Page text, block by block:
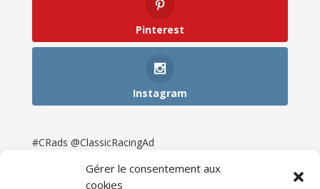
Gérer le consentement aux
cookies
Pinterest
Instagram
#CRads @ClassicRacingAd